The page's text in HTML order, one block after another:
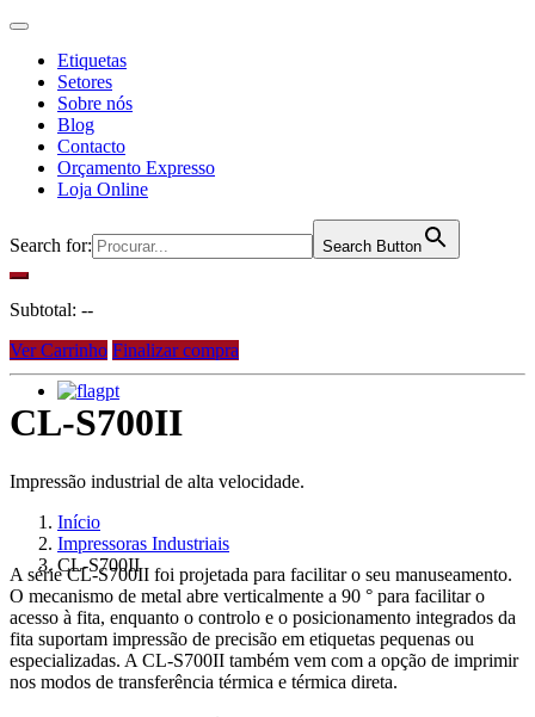
Etiquetas
Setores
Sobre nós
Blog
Contacto
Orçamento Expresso
Loja Online
Search for: Search Button
Subtotal: --
Ver Carrinho Finalizar compra
pt
CL-S700II
Impressão industrial de alta velocidade.
Início
Impressoras Industriais
CL-S700II
A série CL-S700II foi projetada para facilitar o seu manuseamento.
O mecanismo de metal abre verticalmente a 90 ° para facilitar o
acesso à fita, enquanto o controlo e o posicionamento integrados da
fita suportam impressão de precisão em etiquetas pequenas ou
especializadas. A CL-S700II também vem com a opção de imprimir
nos modos de transferência térmica e térmica direta.